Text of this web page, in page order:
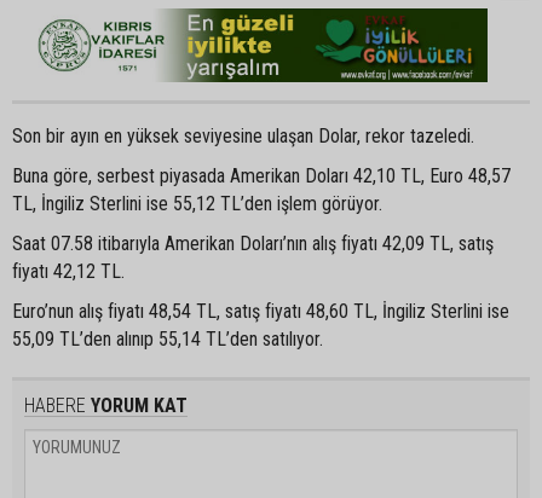
Son bir ayın en yüksek seviyesine ulaşan Dolar, rekor tazeledi.
Buna göre, serbest piyasada Amerikan Doları 42,10 TL, Euro 48,57
TL, İngiliz Sterlini ise 55,12 TL’den işlem görüyor.
Saat 07.58 itibarıyla Amerikan Doları’nın alış fiyatı 42,09 TL, satış
fiyatı 42,12 TL.
Euro’nun alış fiyatı 48,54 TL, satış fiyatı 48,60 TL, İngiliz Sterlini ise
55,09 TL’den alınıp 55,14 TL’den satılıyor.
HABERE YORUM KAT